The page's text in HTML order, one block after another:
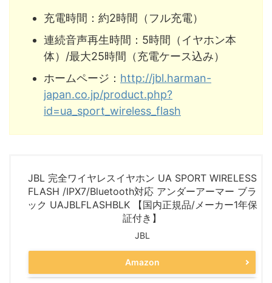
充電時間：約2時間（フル充電）
連続音声再生時間：5時間（イヤホン本
体）/最大25時間（充電ケース込み）
ホームページ： http://jbl.harman-
japan.co.jp/product.php?
id=ua_sport_wireless_flash
JBL 完全ワイヤレスイヤホン UA SPORT WIRELESS
FLASH /IPX7/Bluetooth対応 アンダーアーマー ブラ
ック UAJBLFLASHBLK 【国内正規品/メーカー1年保
証付き】
JBL
Amazon